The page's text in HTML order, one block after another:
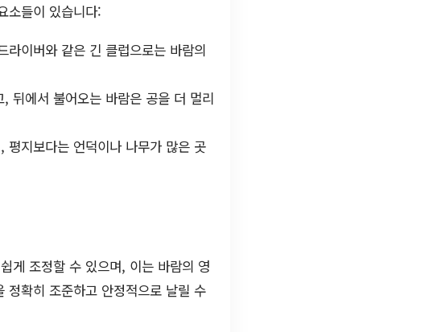
소들이 있습니다:
이버와 같은 긴 클럽으로는 바람의
뒤에서 불어오는 바람은 공을 더 멀리
지보다는 언덕이나 나무가 많은 곳
게 조정할 수 있으며, 이는 바람의 영
확히 조준하고 안정적으로 날릴 수